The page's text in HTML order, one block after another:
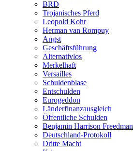
BRD
Trojanisches Pferd
Leopold Kohr
Herman van Rompuy
Angst
Geschäftsführung
Alternativlos
Merkelhaft
Versailles
Schuldenblase
Entschulden
Eurogeddon
Länderfinanzausgleich
Öffentliche Schulden
Benjamin Harrison Freedman
Deutschland-Protokoll
Dritte Macht